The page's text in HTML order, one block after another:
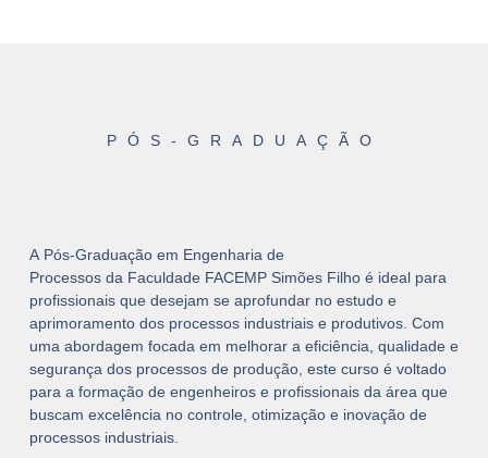
PÓS-GRADUAÇÃO
A Pós-Graduação em Engenharia de
Processosda Faculdade FACEMP Simões Filhoé ideal para
profissionais que desejam se aprofundar no estudo e
aprimoramento dos processos industriais e produtivos. Com
uma abordagem focada em melhorar a eficiência, qualidade e
segurança dos processos de produção, este curso é voltado
para a formação de engenheiros e profissionais da área que
buscam excelência no controle, otimização e inovação de
processos industriais.